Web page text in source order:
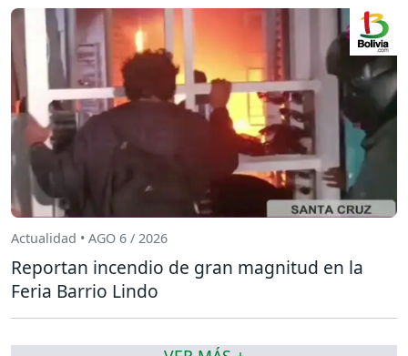
Actualidad • AGO 6 / 2026
Reportan incendio de gran magnitud en la
Feria Barrio Lindo